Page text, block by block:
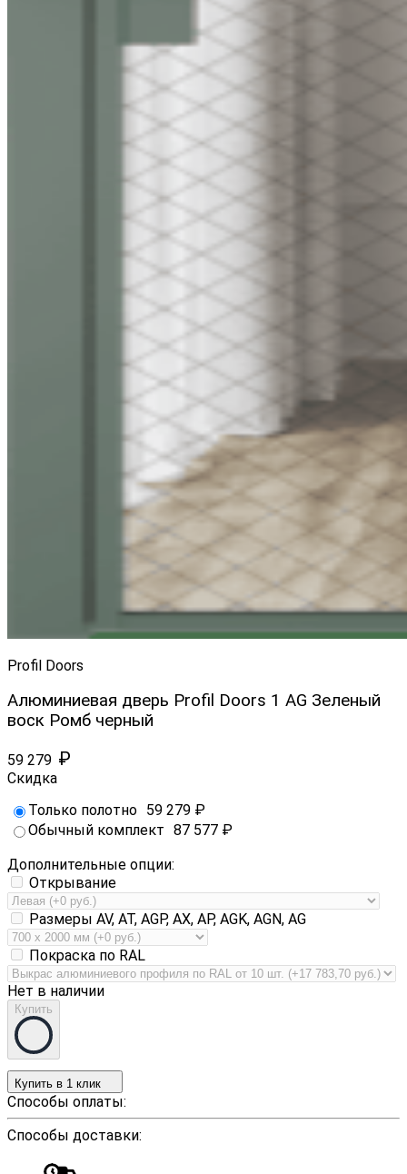
Profil Doors
Алюминиевая дверь Profil Doors 1 AG Зеленый
воск Ромб черный
59 279 ₽
Скидка
Только полотно 59 279 ₽
Обычный комплект 87 577 ₽
Дополнительные опции:
Открывание
Размеры AV, AT, AGP, AX, AP, AGK, AGN, AG
Покраска по RAL
Нет в наличии
Купить
Купить в 1 клик
Способы оплаты:
Способы доставки: